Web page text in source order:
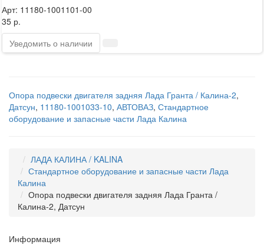
Арт: 11180-1001101-00
35 р.
Уведомить о наличии
Опора подвески двигателя задняя Лада Гранта / Калина-2,
Датсун, 11180-1001033-10, АВТОВАЗ, Стандартное
оборудование и запасные части Лада Калина
ЛАДА КАЛИНА / KALINA
Стандартное оборудование и запасные части Лада
Калина
Опора подвески двигателя задняя Лада Гранта /
Калина-2, Датсун
Информация